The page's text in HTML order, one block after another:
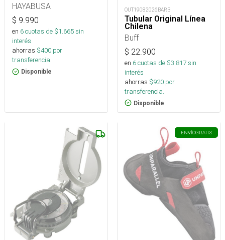
HAYABUSA
$ 9.990
en 6cuotas de $1.665sin
interés
ahorras $400 por
transferencia.
Disponible
OUT19082026BARB
Tubular Original Línea
Chilena
Buff
$ 22.900
en 6cuotas de $3.817sin
interés
ahorras $920 por
transferencia.
Disponible
ENVÍOGRATIS